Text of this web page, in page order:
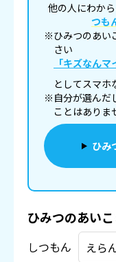
他の人にわから
つも
※ひみつのあい
さい
「キズなんマ
としてスマホ
※自分が選んだ
ことはありま
ひみ
ひみつのあい
しつもん